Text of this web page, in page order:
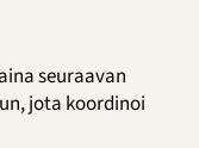
seuraavan
jota koordinoi